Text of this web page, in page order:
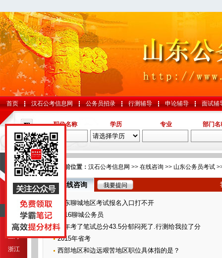
首页 汉石公考信息网 公务员招录 行测辅导 申论辅导 面试辅
职位名称 学历 专业 部门名
导航
山东
江苏
上海
浙江
您的当前位置： 汉石公考信息网 >> 在线咨询 >> 山东公务员考试
在线咨询 我要提问
山东聊城地区考试报名入口打不开
2016聊城公务员
去年考了笔试总分43.5分郁闷死了.行测给我拉了分
2015年省考
西部地区和边远艰苦地区职位具体指的是？